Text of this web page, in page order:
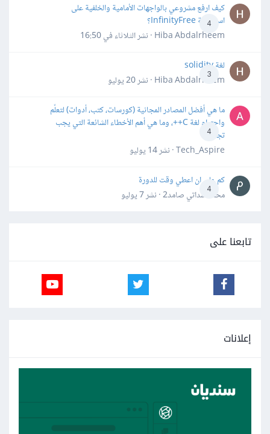
4
كيف ارفع مشروعي بالواجهات الأمامية والخلفية على
استضافة InfinityFree؟
Hiba Abdalrheem · نشر
الثلاثاء في 16:50
3
لغة solidity
Hiba Abdalrheem · نشر
20 يوليو
4
ما هي أفضل المصادر المجانية (كورسات، كتب، أدوات) لتعلّم
واحترام لغة C++، وما هي أهم الأخطاء الشائعة التي يجب
تجنبها؟
Tech_Aspire · نشر
14 يوليو
4
كم علي ان اعطي وقت للدورة
محمد سداتي صامد2 · نشر
7 يوليو
تابعنا على
إعلانات